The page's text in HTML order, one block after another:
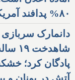
۸۰% پدافند آمریکا صرف ایران شده
پادگان کرد؛